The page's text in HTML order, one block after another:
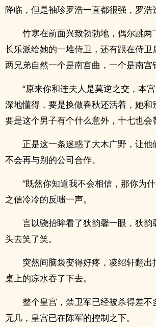
降临，但是袖珍罗浩一直都很强，罗浩
竹寒在前面兴致勃勃地，偶尔跳两
长乐派给她的一堆侍卫，还有跟在侍卫
两兄弟自然一个是南宫曲，一个是南宫
“原来你和连夫人是莫逆之交，本
深地懂得，要是换做春秋还活着，她和
要是这个男子有个什么意外，十七也会
正是这一条迷惑了大木广野，让他
不会再与别的公司合作。
“既然你知道我不会相信，那你为
之信冷冷的反嗤一声。
言以骁抬眸看了狄韵馨一眼，狄韵
头去笑了笑。
突然间脑袋变得好疼，凌绍轩翻
桌上的凉水吞了下去。
整个皇宫，禁卫军已经被杀得差不
无几，皇宫已在陈军的控制之下。